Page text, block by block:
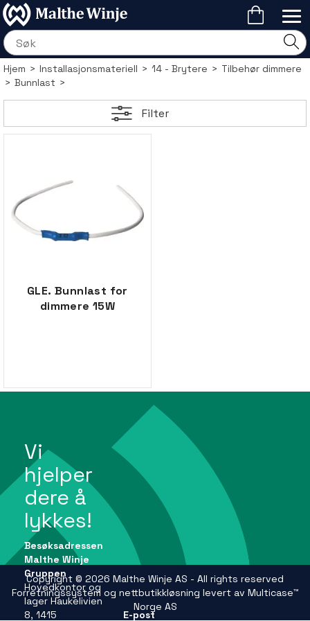
Hjem>Installasjonsmateriell>14 - Brytere>Tilbehør dimmere
>Bunnlast>
Filter
GLE. Bunnlast for
dimmere 15W
Vi
hjelper
dere å
lykkes!
Besøksadressen
Malthe Winje
Gruppen
Hovedkontor og
lager Haukelivien
8, 1415
E-post
Copyright © 2026 Malthe Winje AS - All rights reserved
Forretningssystem og nettbutikkløsning levert av Multicase™
Norge AS